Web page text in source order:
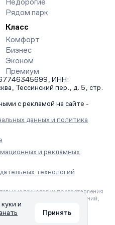
Недорогие
Рядом парк
Класс
Комфорт
Бизнес
Эконом
Премиум
ИНН:
Тессинский пер., д. 5, стр.
с рекламой на сайте -
данных и политика
и рекламных
технологий
технологии предоставления
и анализа сведений,
сети «Интернет»,
Федерации.
и
Принять